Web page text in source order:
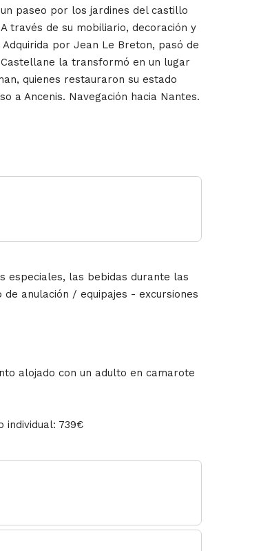
paseo por los jardines del castillo
través de su mobiliario, decoración y
por Jean Le Breton, pasó de
la transformó en un lugar
quienes restauraron su estado
a Ancenis. Navegación hacia Nantes.
especiales, las bebidas durante las
anulación / equipajes - excursiones
alojado con un adulto en camarote
individual: 739€